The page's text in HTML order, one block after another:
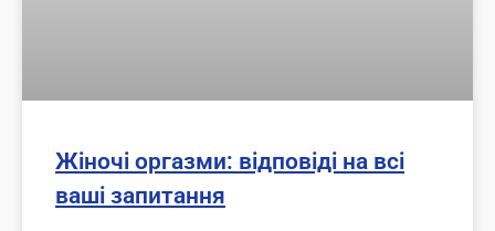
Жіночі оргазми: відповіді на всі
ваші запитання